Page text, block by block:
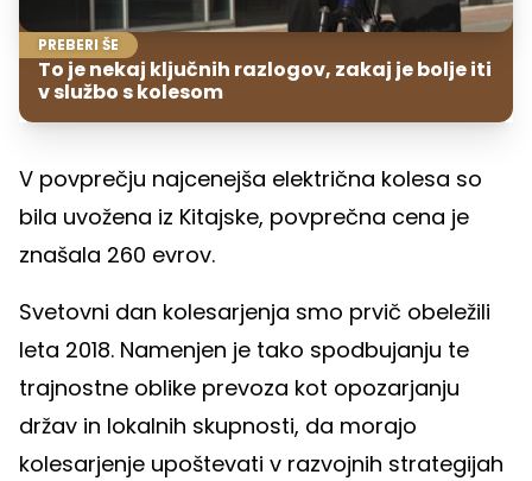
PREBERI ŠE
To je nekaj ključnih razlogov, zakaj je bolje iti
v službo s kolesom
V povprečju najcenejša električna kolesa so
bila uvožena iz Kitajske, povprečna cena je
znašala 260 evrov.
Svetovni dan kolesarjenja smo prvič obeležili
leta 2018. Namenjen je tako spodbujanju te
trajnostne oblike prevoza kot opozarjanju
držav in lokalnih skupnosti, da morajo
kolesarjenje upoštevati v razvojnih strategijah